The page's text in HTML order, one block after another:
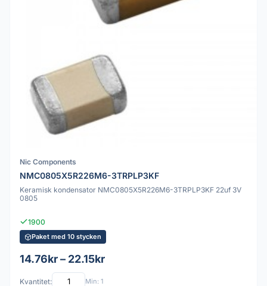
Nic Components
NMC0805X5R226M6-3TRPLP3KF
Keramisk kondensator NMC0805X5R226M6-3TRPLP3KF 22uf 3V
0805
1900
Paket med 10 stycken
14.76kr – 22.15kr
Kvantitet: Min: 1